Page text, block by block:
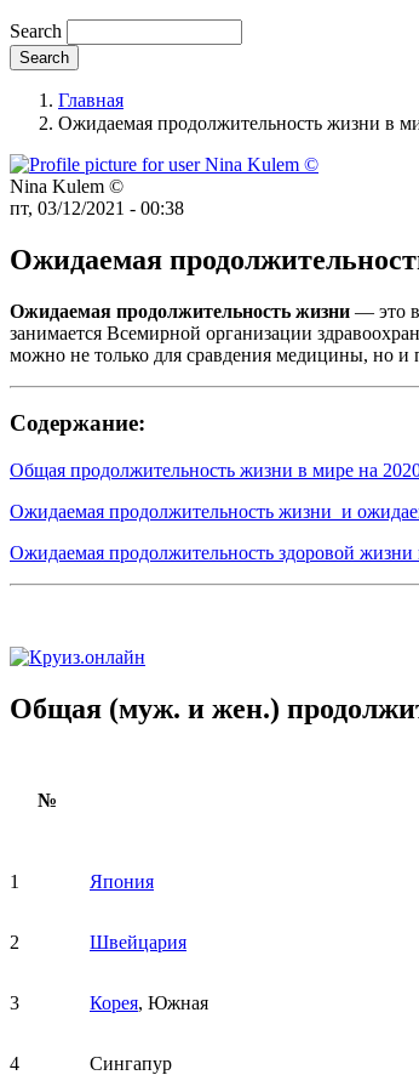
Search
Главная
Ожидаемая продолжительность жизни в
Nina Kulem ©️
пт, 03/12/2021 - 00:38
Ожидаемая
Ожидаемая продолжительность жизни — это
занимается Всемирной организации
можно не только для сравдения медицины, но
Содержание:
Общая продолжительность жизни в мире на
Ожидаемая продолжительность жизни и
Ожидаемая продолжительность здоровой жизни
Общая (муж. и жен.)
№
1 Япония
2 Швейцария
3 Корея, Южная
4 Сингапур